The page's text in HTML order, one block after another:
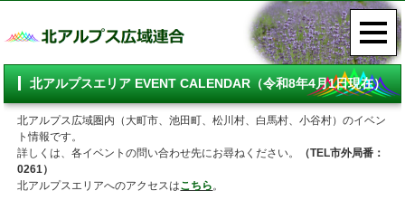
北アルプスエリア EVENT CALENDAR（令和8年4月1日現在）
北アルプス広域圏内（大町市、池田町、松川村、白馬村、小谷村）のイベン
ト情報です。
詳しくは、各イベントの問い合わせ先にお尋ねください。
（TEL市外局番：
0261）
北アルプスエリアへのアクセスはこちら。